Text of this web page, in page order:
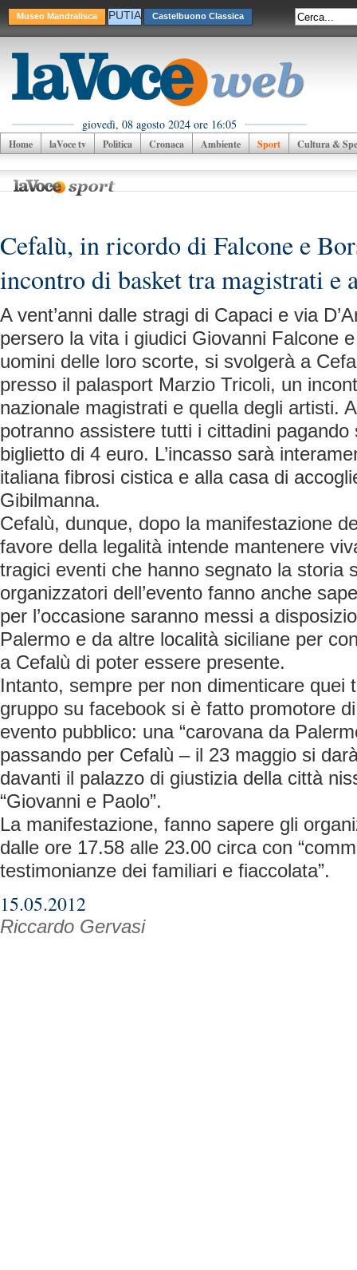
Museo Mandralisca PUTIA Castelbuono Classica
giovedì, 08 agosto 2024 ore 16:05
Home laVoce tv Politica Cronaca Ambiente Sport Cultura &
Cefalù, in ricordo di Falcone e
incontro di basket tra magistrati e
A vent’anni dalle stragi di Capaci e via
persero la vita i giudici Giovanni Falcone
uomini delle loro scorte, si svolgerà a
presso il palasport Marzio Tricoli, un
nazionale magistrati e quella degli artisti.
potranno assistere tutti i cittadini pagando
biglietto di 4 euro. L’incasso sarà
italiana fibrosi cistica e alla casa di
Gibilmanna.
Cefalù, dunque, dopo la manifestazione
favore della legalità intende mantenere
tragici eventi che hanno segnato la storia
organizzatori dell’evento fanno anche
per l’occasione saranno messi a
Palermo e da altre località siciliane per
a Cefalù di poter essere presente.
Intanto, sempre per non dimenticare quei
gruppo su facebook si è fatto promotore
evento pubblico: una “carovana da
passando per Cefalù – il 23 maggio si
davanti il palazzo di giustizia della città
“Giovanni e Paolo”.
La manifestazione, fanno sapere gli
dalle ore 17.58 alle 23.00 circa con
testimonianze dei familiari e fiaccolata”.
15.05.2012
Riccardo Gervasi